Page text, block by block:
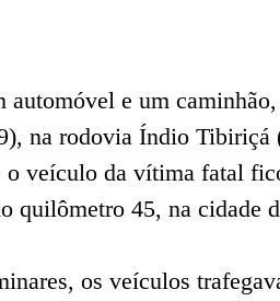
e um
na rodovia Índio Tibiriçá
veículo da vítima fatal
quilômetro 45, na cidade
os veículos